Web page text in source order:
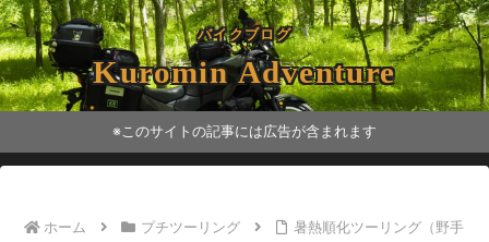
バイクブログ
Kuromin Adventure
※このサイトの記事には広告が含まれます
ホーム プチツーリング
暑熱順化ツーリング（野手